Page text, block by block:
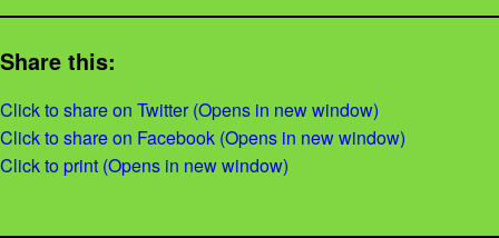
Share this:
Click to share on Twitter (Opens in new window)
Click to share on Facebook (Opens in new window)
Click to print (Opens in new window)